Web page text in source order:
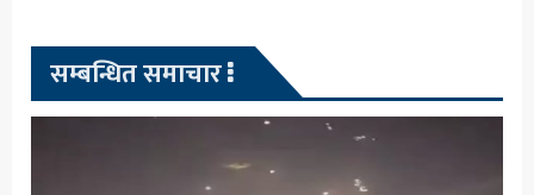
सम्बन्धित समाचार